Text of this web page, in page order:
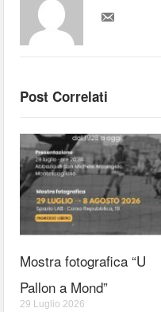
Post Correlati
Mostra fotografica “U
Pallon a Mond”
29 Luglio 2026